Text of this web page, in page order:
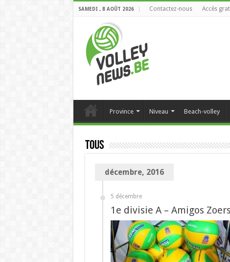
SAMEDI , 8 AOÛT 2026 Contactez-nous Accès
Province Niveau Beach-volley
Tous
décembre, 2016
5 décembre
1e divisie A – Amigos